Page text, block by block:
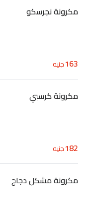
مكرونة نجرسكو
163جنيه
مكرونة كرسبي
182جنيه
مكرونة مشكل دجاج